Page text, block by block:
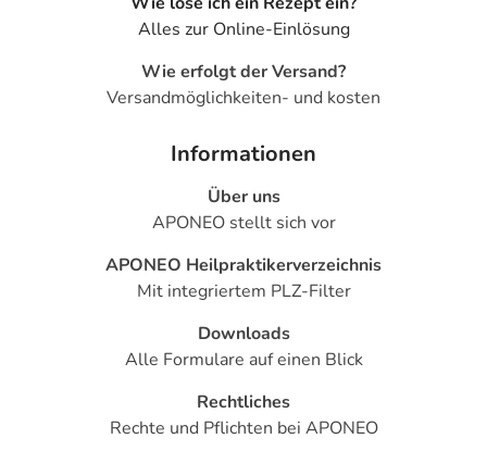
sich auf den letzten Tag des angegebenen Monats.
10 g Streukügelchen (Größe 5) enthalten:
Barium carbonicum Dil. D8 0,0135 g
Calcium jodatum Dil. D8 0,0135 g
Conium maculatum Dil. D6 0,0135 g
Galium aparine Dil. D6 0,0115 g
Scrophularia nodosa Dil. D4 0,0130 g
Taraxacum officinale spag. Peka Dil. D12 (HAB, V. 47a)
Alles zur Online-Einlösung
Wie erfolgt der Versand?
Versandmöglichkeiten- und kosten
Informationen
Über uns
APONEO stellt sich vor
APONEO Heilpraktikerverzeichnis
Mit integriertem PLZ-Filter
Downloads
Alle Formulare auf einen Blick
Rechtliches
Rechte und Pflichten bei APONEO